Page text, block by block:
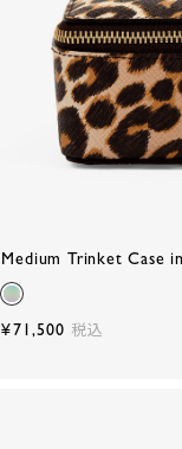
Medium Trinket Case
¥71,500 税込